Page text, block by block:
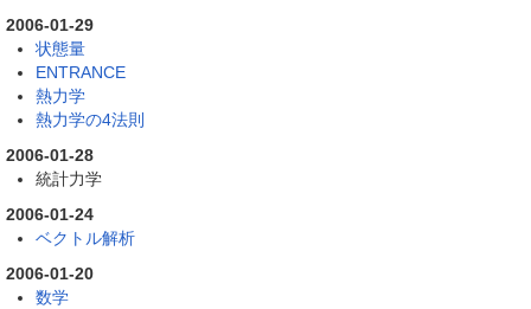
2006-01-29
状態量
ENTRANCE
熱力学
熱力学の4法則
2006-01-28
統計力学
2006-01-24
ベクトル解析
2006-01-20
数学